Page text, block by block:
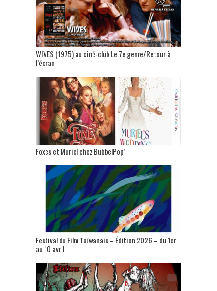
WIVES (1975) au ciné-club Le 7e genre/Retour à
l’écran
Foxes et Muriel chez BubbelPop’
Festival du Film Taïwanais – Édition 2026 – du 1er
au 10 avril